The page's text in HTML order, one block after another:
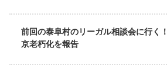
前回の泰阜村のリーガル相談会に行く
京老朽化を報告